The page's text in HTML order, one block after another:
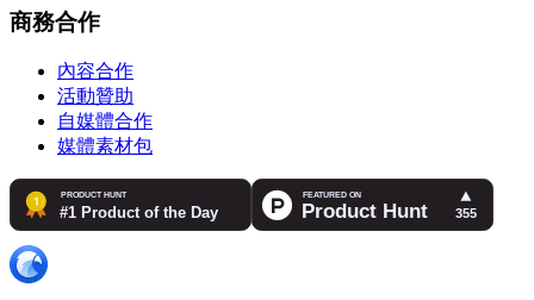
商務合作
內容合作
活動贊助
自媒體合作
媒體素材包